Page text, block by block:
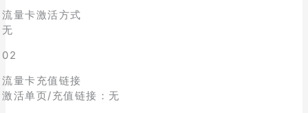
流量卡激活方式
无
02
流量卡充值链接
激活单页/充值链接：无